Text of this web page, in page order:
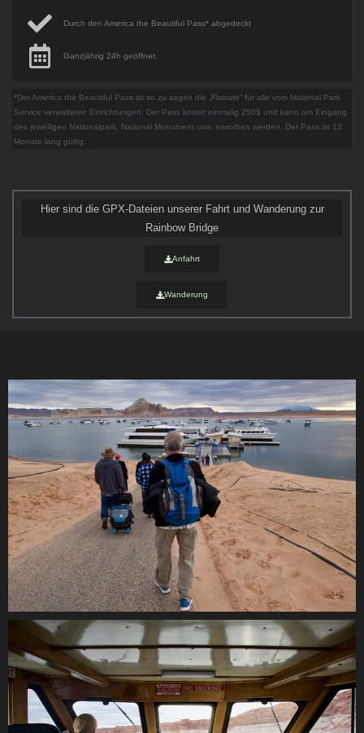
Durch den America the Beautiful Pass* abgedeckt
Ganzjährig 24h geöffnet.
*Der America the Beautiful Pass ist so zu sagen die „Flatrate“ für alle vom National Park
Service verwalteten Einrichtungen. Der Pass kostet einmalig 250$ und kann am Eingang
des jeweiligen Nationalpark, National Monument usw. erworben werden. Der Pass ist 13
Monate lang gültig.
Hier sind die GPX-Dateien unserer Fahrt und Wanderung zur
Rainbow Bridge
Anfahrt
Wanderung